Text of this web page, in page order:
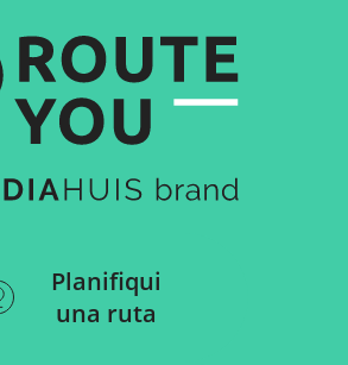
Planifiqui
una ruta